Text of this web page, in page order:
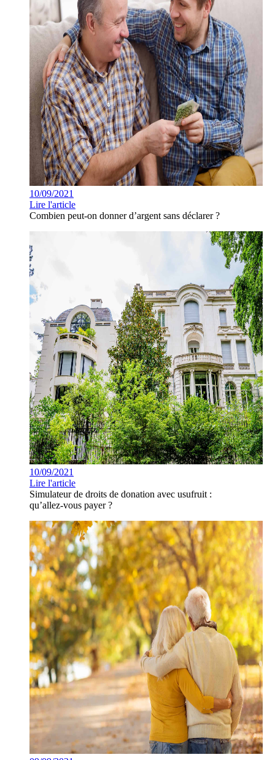
10/09/2021
Lire l'article
Combien peut-on donner d’argent sans déclarer ?
10/09/2021
Lire l'article
Simulateur de droits de donation avec usufruit :
qu’allez-vous payer ?